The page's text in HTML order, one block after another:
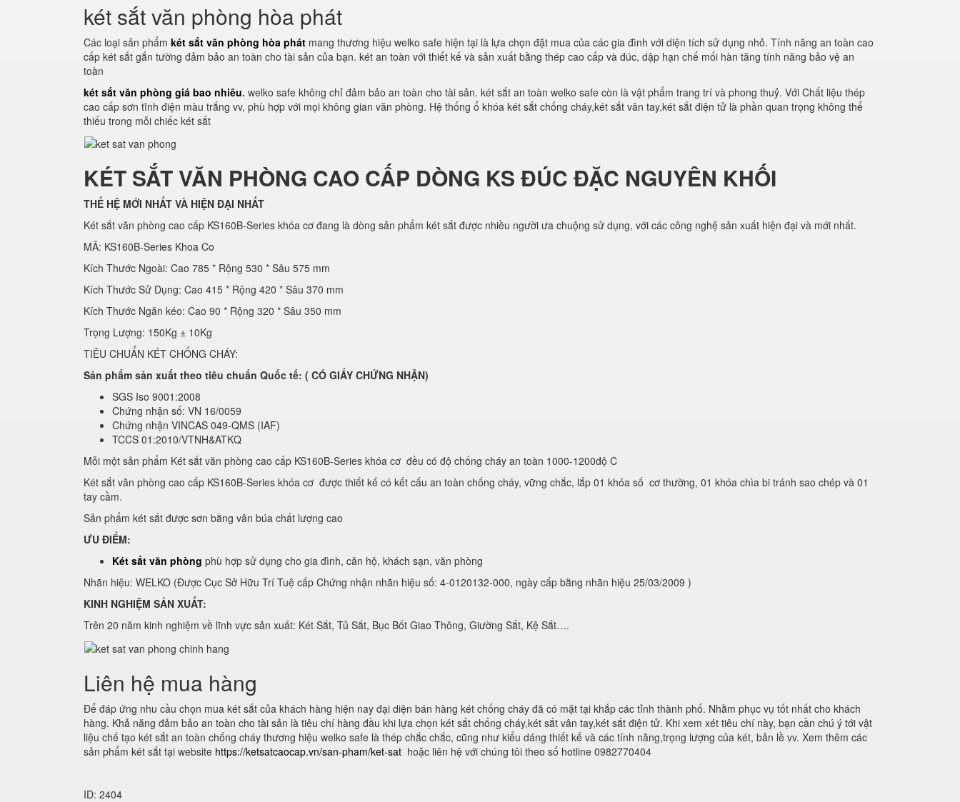
két sắt văn phòng hòa phát
Các loại sản phẩm két sắt văn phòng hòa phát mang thương hiệu welko safe hiện tại là lựa chọn đặt mua của các gia đình với diện tích sử dụng nhỏ. Tính năng an toàn cao
cấp két sắt gắn tường đảm bảo an toàn cho tài sản của bạn. két an toàn với thiết kế và sản xuất bằng thép cao cấp và đúc, dập hạn chế mối hàn tăng tính năng bảo vệ an
toàn
két sắt văn phòng giá bao nhiêu. welko safe không chỉ đảm bảo an toàn cho tài sản. két sắt an toàn welko safe còn là vật phẩm trang trí và phong thuỷ. Với Chất liệu thép
cao cấp sơn tĩnh điện màu trắng vv, phù hợp với mọi không gian văn phòng. Hệ thống ổ khóa két sắt chống cháy,két sắt vân tay,két sắt điện tử là phần quan trọng không thể
thiếu trong mỗi chiếc két sắt
KÉT SẮT VĂN PHÒNG CAO CẤP DÒNG KS ĐÚC ĐẶC NGUYÊN KHỐI
THẾ HỆ MỚI NHẤT VÀ HIỆN ĐẠI NHẤT
Két sắt văn phòng cao cấp KS160B-Series khóa cơ đang là dòng sản phẩm két sắt được nhiều người ưa chuộng sử dụng, với các công nghệ sản xuất hiện đại và mới nhất.
MÃ: KS160B-Series Khoa Co
Kích Thước Ngoài: Cao 785 * Rộng 530 * Sâu 575 mm
Kích Thước Sử Dụng: Cao 415 * Rộng 420 * Sâu 370 mm
Kích Thước Ngăn kéo: Cao 90 * Rộng 320 * Sâu 350 mm
Trọng Lượng: 150Kg ± 10Kg
TIÊU CHUẨN KÉT CHỐNG CHÁY:
Sản phẩm sản xuất theo tiêu chuẩn Quốc tế: ( CÓ GIẤY CHỨNG NHẬN)
SGS Iso 9001:2008
Chứng nhận số: VN 16/0059
Chứng nhận VINCAS 049-QMS (IAF)
TCCS 01:2010/VTNH&ATKQ
Mỗi một sản phẩm Két sắt văn phòng cao cấp KS160B-Series khóa cơ đều có độ chống cháy an toàn 1000-1200độ C
Két sắt văn phòng cao cấp KS160B-Series khóa cơ được thiết kế có kết cấu an toàn chống cháy, vững chắc, lắp 01 khóa số cơ thường, 01 khóa chìa bi tránh sao chép và 01
tay cầm.
Sản phẩm két sắt được sơn bằng vân búa chất lượng cao
ƯU ĐIỂM:
Két sắt văn phòng phù hợp sử dụng cho gia đình, căn hộ, khách sạn, văn phòng
Nhãn hiệu: WELKO (Được Cục Sở Hữu Trí Tuệ cấp Chứng nhận nhãn hiệu số: 4-0120132-000, ngày cấp bằng nhãn hiệu 25/03/2009 )
KINH NGHIỆM SẢN XUẤT:
Trên 20 năm kinh nghiệm về lĩnh vực sản xuất: Két Sắt, Tủ Sắt, Bục Bốt Giao Thông, Giường Sắt, Kệ Sắt….
Liên hệ mua hàng
Để đáp ứng nhu cầu chọn mua két sắt của khách hàng hiện nay đại diện bán hàng két chống cháy đã có mặt tại khắp các tỉnh thành phố. Nhằm phục vụ tốt nhất cho khách
hàng. Khả năng đảm bảo an toàn cho tài sản là tiêu chí hàng đầu khi lựa chọn két sắt chống cháy,két sắt vân tay,két sắt điện tử. Khi xem xét tiêu chí này, bạn cần chú ý tới vật
liệu chế tạo két sắt an toàn chống cháy thương hiệu welko safe là thép chắc chắc, cũng như kiểu dáng thiết kế và các tính năng,trọng lượng của két, bản lề vv. Xem thêm các
sản phẩm két sắt tại website https://ketsatcaocap.vn/san-pham/ket-sat hoặc liên hệ với chúng tôi theo số hotline 0982770404
ID: 2404